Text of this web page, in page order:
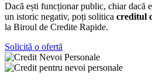
Dacă ești funcționarpublic, chiardacă
un istoric negativ, poți solitica creditul
la Biroul de Credite Rapide.
Solicită o ofertă